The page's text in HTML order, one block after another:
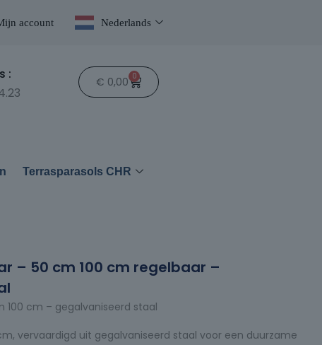
account Nederlands
:
€ 0,00 0
Terrasparasols CHR
– 50 cm 100 cm regelbaar –
cm – gegalvaniseerd staal
vervaardigd uit gegalvaniseerd staal voor een duurzame